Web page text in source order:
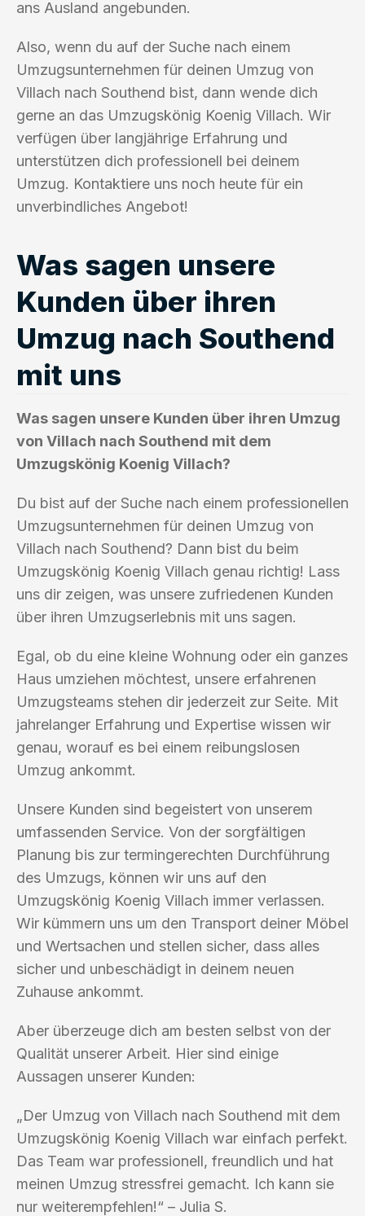
ans Ausland angebunden.
Also, wenn du auf der Suche nach einem
Umzugsunternehmen für deinen Umzug von
Villach nach Southend bist, dann wende dich
gerne an das Umzugskönig Koenig Villach. Wir
verfügen über langjährige Erfahrung und
unterstützen dich professionell bei deinem
Umzug. Kontaktiere uns noch heute für ein
unverbindliches Angebot!
Was sagen unsere
Kunden über ihren
Umzug nach Southend
mit uns
Was sagen unsere Kunden über ihren Umzug
von Villach nach Southend mit dem
Umzugskönig Koenig Villach?
Du bist auf der Suche nach einem professionellen
Umzugsunternehmen für deinen Umzug von
Villach nach Southend? Dann bist du beim
Umzugskönig Koenig Villach genau richtig! Lass
uns dir zeigen, was unsere zufriedenen Kunden
über ihren Umzugserlebnis mit uns sagen.
Egal, ob du eine kleine Wohnung oder ein ganzes
Haus umziehen möchtest, unsere erfahrenen
Umzugsteams stehen dir jederzeit zur Seite. Mit
jahrelanger Erfahrung und Expertise wissen wir
genau, worauf es bei einem reibungslosen
Umzug ankommt.
Unsere Kunden sind begeistert von unserem
umfassenden Service. Von der sorgfältigen
Planung bis zur termingerechten Durchführung
des Umzugs, können wir uns auf den
Umzugskönig Koenig Villach immer verlassen.
Wir kümmern uns um den Transport deiner Möbel
und Wertsachen und stellen sicher, dass alles
sicher und unbeschädigt in deinem neuen
Zuhause ankommt.
Aber überzeuge dich am besten selbst von der
Qualität unserer Arbeit. Hier sind einige
Aussagen unserer Kunden:
„Der Umzug von Villach nach Southend mit dem
Umzugskönig Koenig Villach war einfach perfekt.
Das Team war professionell, freundlich und hat
meinen Umzug stressfrei gemacht. Ich kann sie
nur weiterempfehlen!“ – Julia S.